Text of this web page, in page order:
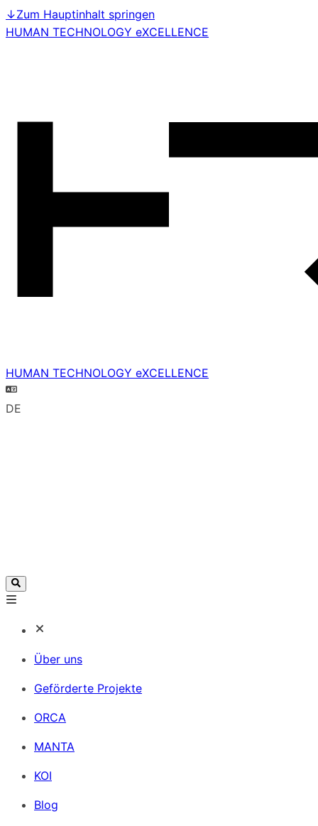
↓Zum Hauptinhalt springen
HUMAN TECHNOLOGY eXCELLENCE
HUMAN TECHNOLOGY eXCELLENCE
DE
Über uns
Geförderte Projekte
ORCA
MANTA
KOI
Blog